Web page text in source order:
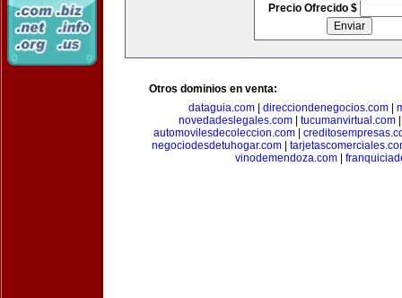
Precio Ofrecido $
Otros dominios en venta:
dataguia.com| direcciondenegocios.com|
novedadeslegales.com
tucumanvirtual.com
automovilesdecoleccion.com
negociodesdetuhogar.com
vinodemendoza.com|